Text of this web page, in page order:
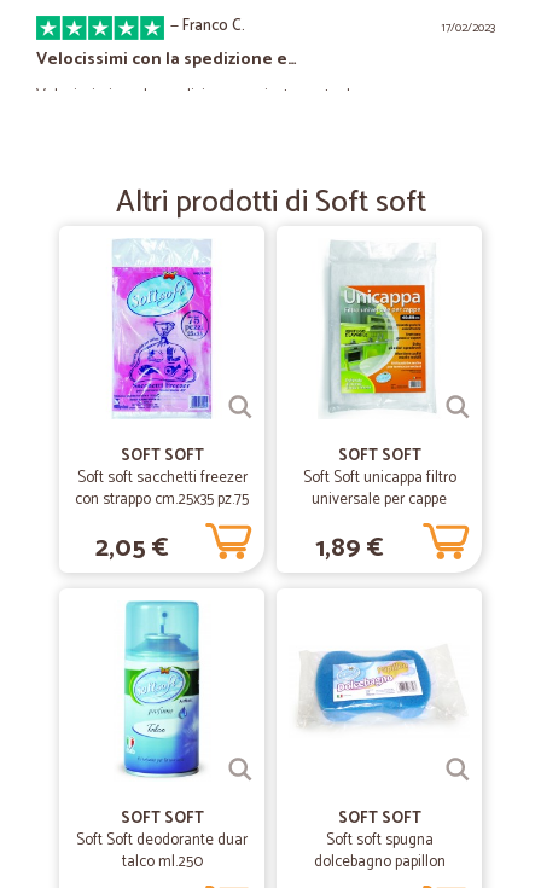
17/02/2023
—Franco C.
Velocissimi con la spedizione e…
Velocissimi con la spedizione e arrivata puntuale
Veramente ottimo!
Veramente ottimo! Spesa refrigerata, affettato tagliato fresco e poi
chiuso sottovuoto, verdura bella. Il tutto arrivato comodamente a
casa! Corriere gentilissimo e consegna effettuata con cura.
—Emanuela S.
Veloci e puntuali
avvolto di nastro adesivo per tenerlo insieme
27/08/2020
Cristina T.
Servizio eccellente,ottima…
Servizio eccellente,ottima professionalità.
—Marco D.
le cose ordinate sono arrivate il…
le cose ordinate sono arrivate il giorno successivo a quello previsto,
ma tutto come richiesto
16/01/2020
—Roberto P.
Altri prodotti di Soft soft
SOFT SOFT
Soft soft sacchetti freezer
con strappo cm.25x35 pz.75
2,05 €
SOFT SOFT
Soft Soft unicappa filtro
universale per cappe
1,89 €
SOFT SOFT
Soft Soft deodorante duar
talco ml.250
SOFT SOFT
Soft soft spugna
dolcebagno papillon